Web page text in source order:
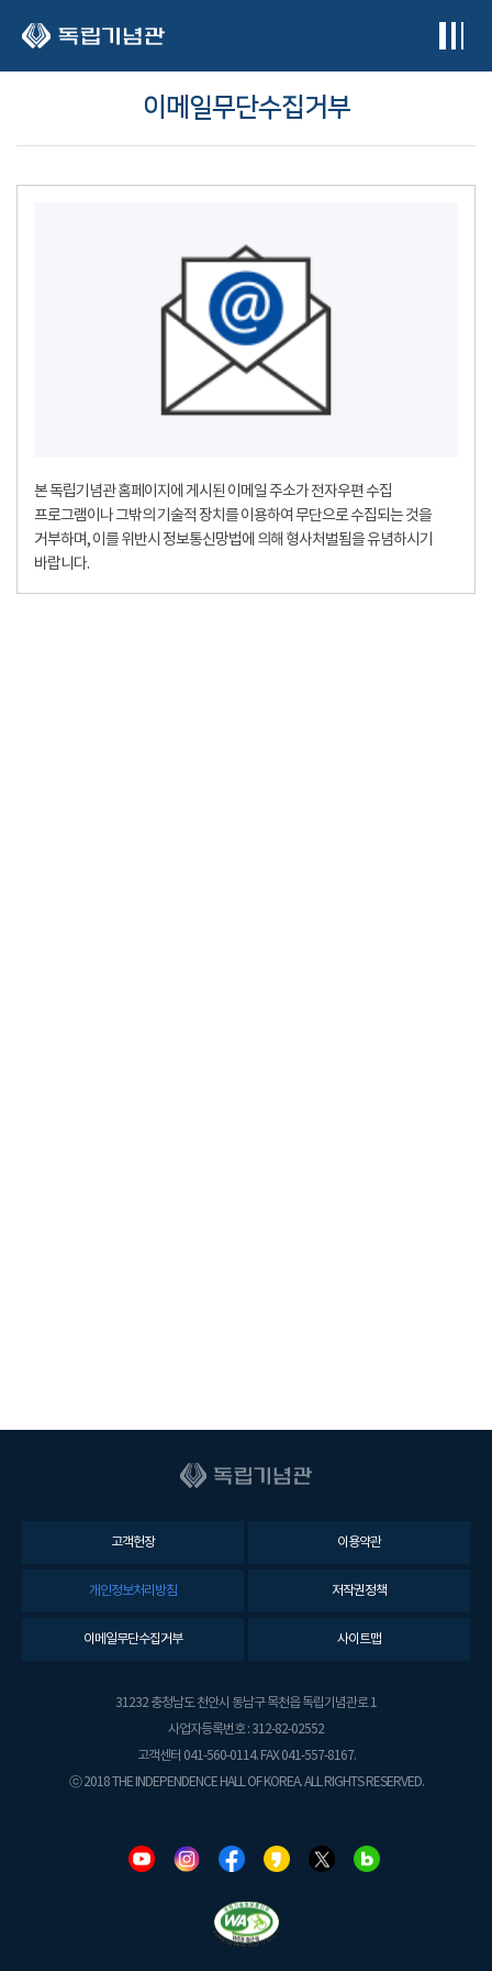
이메일무단수집거부
본 독립기념관 홈페이지에 게시된 이메일 주소가 전자우편 수집
프로그램이나 그밖의 기술적 장치를 이용하여 무단으로 수집되는 것을
거부하며, 이를 위반시 정보통신망법에 의해 형사처벌됨을 유념하시기
바랍니다.
고객헌장 이용약관
개인정보처리방침 저작권정책
이메일무단수집거부 사이트맵
31232 충청남도 천안시 동남구 목천읍 독립기념관로 1
사업자등록번호 : 312-82-02552
고객센터 041-560-0114. FAX 041-557-8167.
ⓒ 2018 THE INDEPENDENCE HALL OF KOREA. ALL RIGHTS RESERVED.